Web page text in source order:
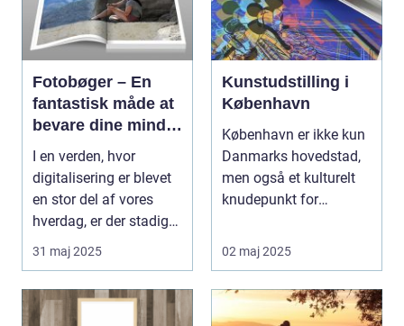
Fotobøger – En
fantastisk måde at
bevare dine minder
på
I en verden, hvor
digitalisering er blevet
en stor del af vores
hverdag, er der stadig
noget sæ...
31 maj 2025
Kunstudstilling i
København
København er ikke kun
Danmarks hovedstad,
men også et kulturelt
knudepunkt for
02 maj 2025